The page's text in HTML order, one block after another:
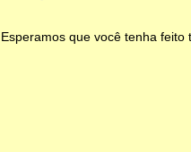
Esperamos que você tenha